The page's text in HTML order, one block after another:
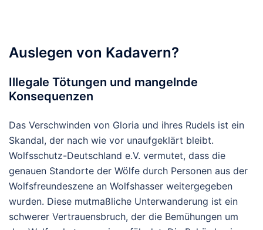
Auslegen von Kadavern?
Illegale Tötungen und mangelnde
Konsequenzen
Das Verschwinden von Gloria und ihres Rudels ist ein
Skandal, der nach wie vor unaufgeklärt bleibt.
Wolfsschutz-Deutschland e.V. vermutet, dass die
genauen Standorte der Wölfe durch Personen aus der
Wolfsfreundeszene an Wolfshasser weitergegeben
wurden. Diese mutmaßliche Unterwanderung ist ein
schwerer Vertrauensbruch, der die Bemühungen um